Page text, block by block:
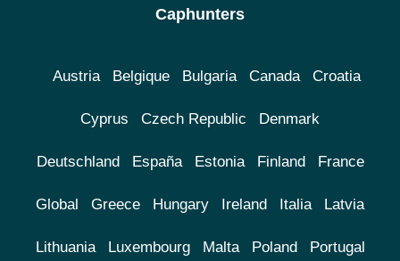
Caphunters
Austria Belgique Bulgaria Canada Croatia
Cyprus Czech Republic Denmark
Deutschland España Estonia Finland France
Global Greece Hungary Ireland Italia Latvia
Lithuania Luxembourg Malta Poland Portugal